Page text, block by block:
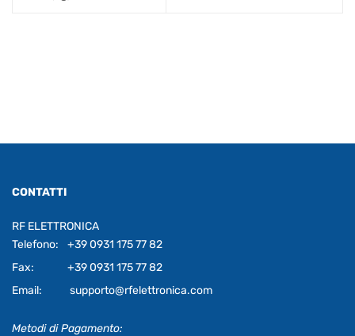
CONTATTI
RF ELETTRONICA
Telefono:
+39 0931 175 77 82
Fax:
+39 0931 175 77 82
Email:
supporto@rfelettronica.com
Metodi di Pagamento: